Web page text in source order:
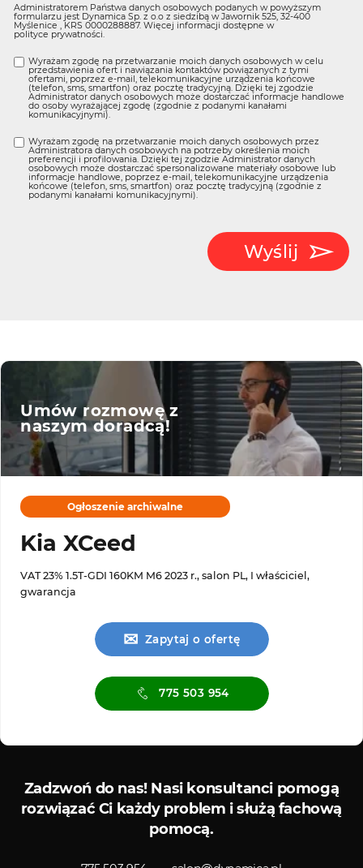
Administratorem Państwa danych osobowych podanych w powyższym
formularzu jest Dynamica Sp. z o.o z siedzibą w Jawornik 525, 32-400
Myślenice , KRS 0000288887. Więcej informacji dostępne w
polityce prywatności.
Wyrażam zgodę na przetwarzanie moich danych osobowych w celu
przedstawienia ofert i nawiązania kontaktów powiązanych z tymi
ofertami, poprzez e-mail, telekomunikacyjne urządzenia końcowe
(telefon, sms, smartfon) oraz pocztę tradycyjną. Dzięki tej zgodzie
Administrator danych osobowych może dostarczać informacje handlowe
do osoby wyrażającej zgodę (zgodnie z podanymi kanałami
komunikacyjnymi).
Wyrażam zgodę na przetwarzanie moich danych osobowych przez
Administratora danych osobowych na potrzeby określenia moich
preferencji i profilowania. Dzięki tej zgodzie Administrator danych
osobowych może dostarczać spersonalizowane materiały osobowe lub
informacje handlowe, poprzez e-mail, telekomunikacyjne urządzenia
końcowe (telefon, sms, smartfon) oraz pocztę tradycyjną (zgodnie z
podanymi kanałami komunikacyjnymi).
Wyślij
Umów rozmowę z
naszym doradcą!
Ogłoszenie archiwalne
Kia XCeed
VAT 23% 1.5T-GDI 160KM M6 2023 r., salon PL, I właściciel,
gwarancja
✉ Zapytaj o ofertę
775 503 954
Zadzwoń do nas!Nasi konsultanci pomogą
rozwiązać Ci każdy problem i służą fachową
pomocą.